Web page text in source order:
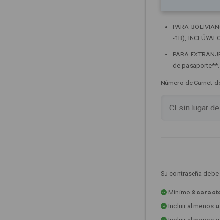
PARA
-1B),
PARA
de pasaporte**.
Número de Carnet
Su contraseña
Mínimo 8
Incluir al menos